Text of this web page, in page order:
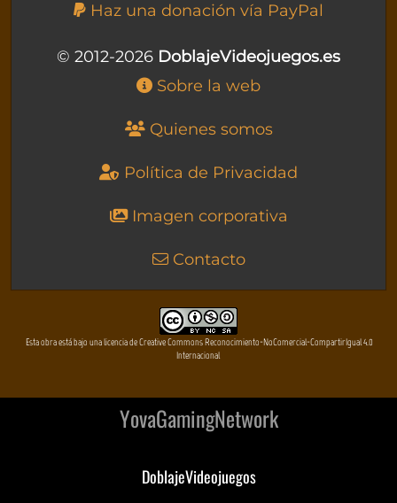
Haz una donación vía PayPal
© 2012-2026 DoblajeVideojuegos.es
Sobre la web
Quienes somos
Política de Privacidad
Imagen corporativa
Contacto
Esta obra está bajo una licencia de Creative Commons Reconocimiento-NoComercial-CompartirIgual 4.0
Internacional
YovaGamingNetwork
DoblajeVideojuegos